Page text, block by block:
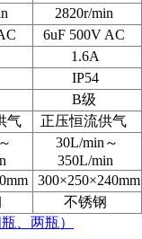
2820r/min
6uF 500V AC
1.6A
IP54
B级
气
正压恒流供气
30L/min～
350L/min
300×250×240mm
不锈钢
、两瓶）